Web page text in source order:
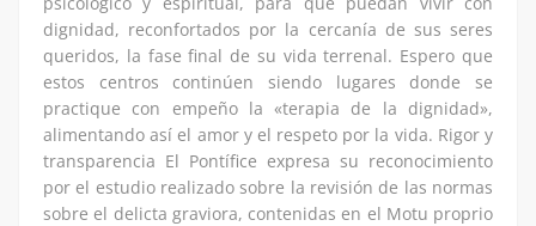
dignidad, reconfortados por la cercanía de sus seres
queridos, la fase final de su vida terrenal. Espero que
estos centros continúen siendo lugares donde se
practique con empeño la «terapia de la dignidad»,
alimentando así el amor y el respeto por la vida. Rigor y
transparencia El Pontífice expresa su reconocimiento
por el estudio realizado sobre la revisión de las normas
sobre el delicta graviora, contenidas en el Motu proprio